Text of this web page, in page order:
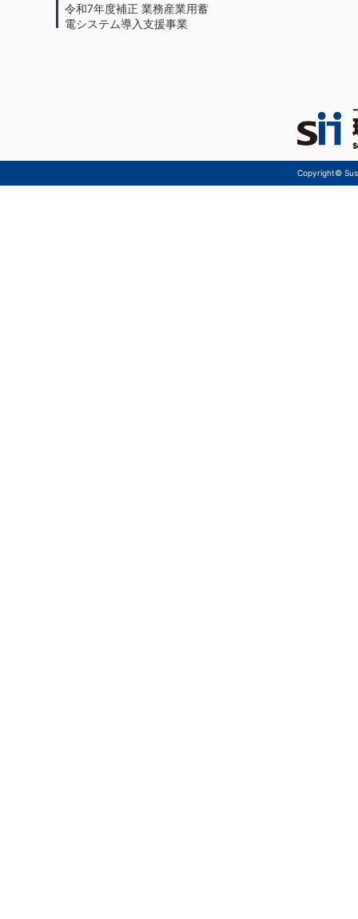
令和7年度補正 業務産業用蓄
電システム導入支援事業
Copyright©